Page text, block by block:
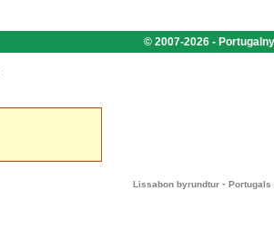
© 2007-2026 -
Lissabon byrundtur - Portugals